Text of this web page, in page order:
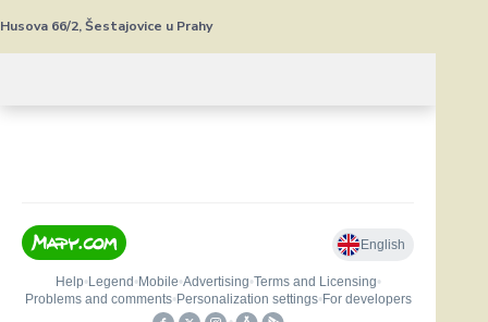
Husova 66/2, Šestajovice u Prahy